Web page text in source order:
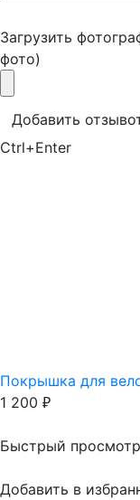
Загрузить
фото)
Добавить отзыв
Ctrl+Enter
Покрышка для
1 200 ₽
Быстрый просмотр
Добавить в